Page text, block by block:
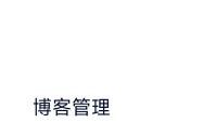
博客管理